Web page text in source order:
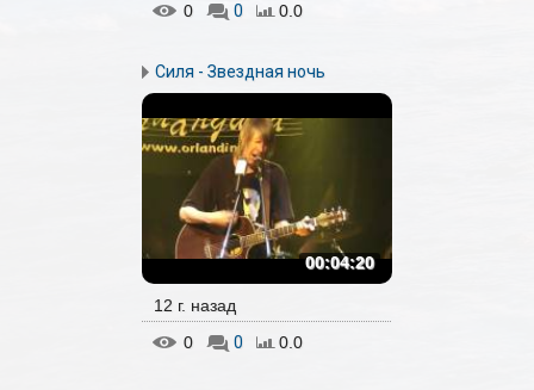
0
0 0.0
Силя - Звездная ночь
00:04:20
12 г. назад
0
0 0.0